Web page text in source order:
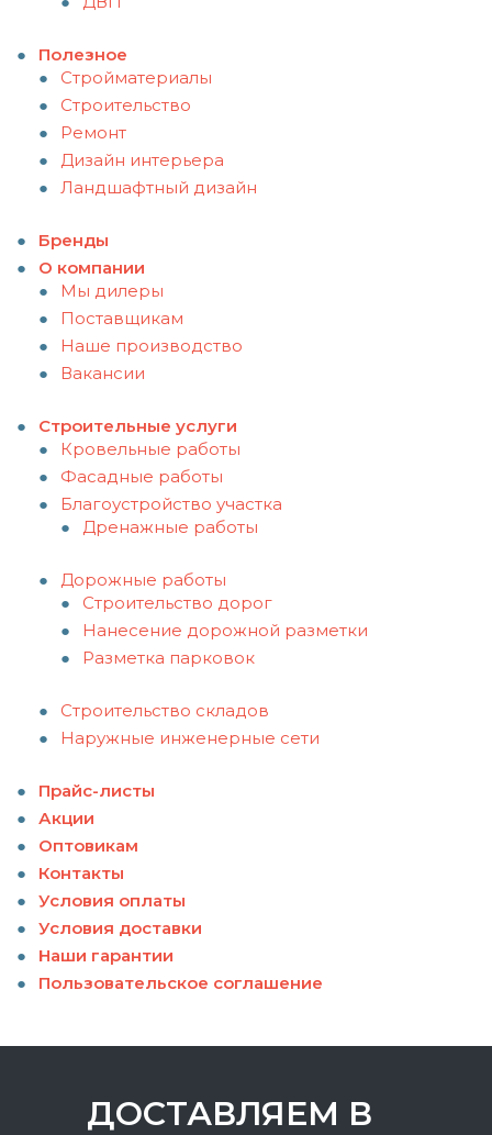
Полезное
Стройматериалы
Строительство
Ремонт
Дизайн интерьера
Ландшафтный дизайн
Бренды
О компании
Мы дилеры
Поставщикам
Наше производство
Вакансии
Строительные услуги
Кровельные работы
Фасадные работы
Благоустройство участка
Дренажные работы
Дорожные работы
Строительство дорог
Нанесение дорожной разметки
Разметка парковок
Строительство складов
Наружные инженерные сети
Прайс-листы
Акции
Оптовикам
Контакты
Условия оплаты
Условия доставки
Наши гарантии
Пользовательское соглашение
ДОСТАВЛЯЕМ В